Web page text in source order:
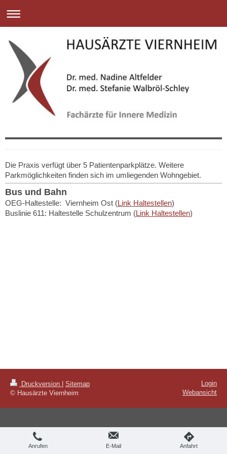
Die Praxis verfügt über 5 Patientenparkplätze. Weitere
Parkmöglichkeiten finden sich im umliegenden Wohngebiet.
Bus und Bahn
OEG-Haltestelle: Viernheim Ost (Link Haltestellen)
Buslinie 611: Haltestelle Schulzentrum (Link Haltestellen)
Druckversion
Sitemap
© Hausärzte Viernheim
Login
Webansicht
Anrufen E-Mail Anfahrt